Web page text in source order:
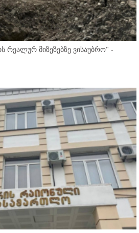
რეალურ მიზეზებზე ვისაუბრო'' -